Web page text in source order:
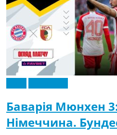
Баварія Мюнхен
Німеччина.